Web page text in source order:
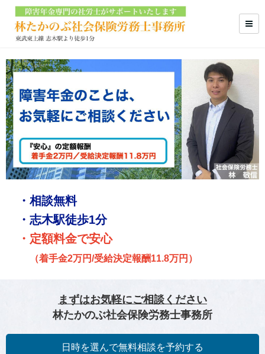
・相談無料
・志木駅徒歩1分
・定額料金で安心
（着手金2万円/受給決定報酬11.8万円）
まずはお気軽にご相談ください
林たかのぶ社会保険労務士事務所
日時を選んで無料相談を予約する